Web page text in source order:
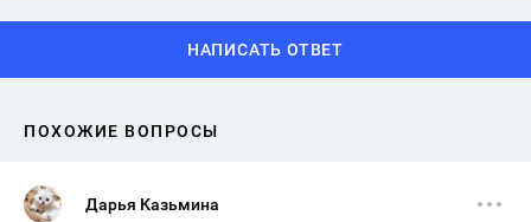
НАПИСАТЬ ОТВЕТ
ПОХОЖИЕ ВОПРОСЫ
Дарья Казьмина